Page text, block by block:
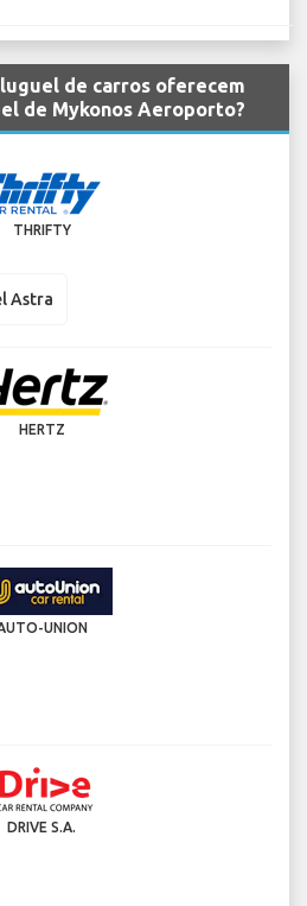
de carros oferecem
de Mykonos Aeroporto?
THRIFTY
Astra
HERTZ
UNION
DRIVE S.A.